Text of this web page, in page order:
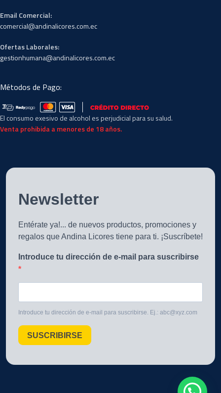
Email Comercial:
comercial@andinalicores.com.ec
Ofertas Laborales:
gestionhumana@andinalicores.com.ec
Métodos de Pago:
El consumo exesivo de alcohol es perjudicial para su salud.
Venta prohibida a menores de 18 años.
Newsletter
Entérate ya!... de nuevos productos, promociones y
regalos que Andina Licores tiene para ti. ¡Suscríbete!
Introduce tu dirección de e-mail para suscribirse
Introduce tu dirección de e-mail para suscribirse. Ej.: abc@xyz.com
SUSCRIBIRSE